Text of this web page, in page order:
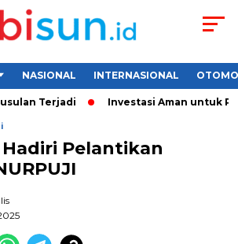
NASIONAL INTERNASIONAL
Terjadi Investasi Aman untuk
Pelantikan